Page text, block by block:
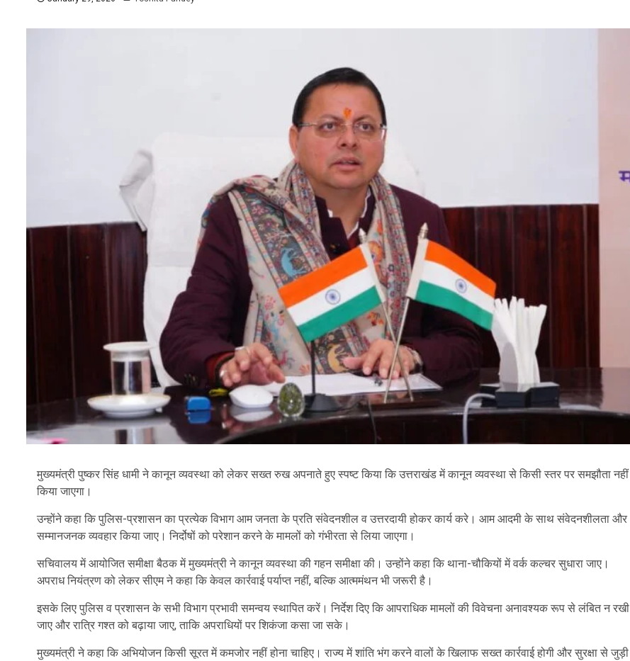
मुख्यमंत्री पुष्कर सिंह धामी ने कानून व्यवस्था को लेकर सख्त रुख अपनाते हुए स्पष्ट किया कि उत्तराखंड में कानून व्यवस्था से किसी स्तर पर समझौता नहीं
किया जाएगा।
उन्होंने कहा कि पुलिस-प्रशासन का प्रत्येक विभाग आम जनता के प्रति संवेदनशील व उत्तरदायी होकर कार्य करे। आम आदमी के साथ संवेदनशीलता और
सम्मानजनक व्यवहार किया जाए। निर्दोषों को परेशान करने के मामलों को गंभीरता से लिया जाएगा।
सचिवालय में आयोजित समीक्षा बैठक में मुख्यमंत्री ने कानून व्यवस्था की गहन समीक्षा की। उन्होंने कहा कि थाना-चौकियों में वर्क कल्चर सुधारा जाए।
अपराध नियंत्रण को लेकर सीएम ने कहा कि केवल कार्रवाई पर्याप्त नहीं, बल्कि आत्ममंथन भी जरूरी है।
इसके लिए पुलिस व प्रशासन के सभी विभाग प्रभावी समन्वय स्थापित करें। निर्देश दिए कि आपराधिक मामलों की विवेचना अनावश्यक रूप से लंबित न रखी
जाए और रात्रि गश्त को बढ़ाया जाए, ताकि अपराधियों पर शिकंजा कसा जा सके।
मुख्यमंत्री ने कहा कि अभियोजन किसी सूरत में कमजोर नहीं होना चाहिए। राज्य में शांति भंग करने वालों के खिलाफ सख्त कार्रवाई होगी और सुरक्षा से जुड़ी